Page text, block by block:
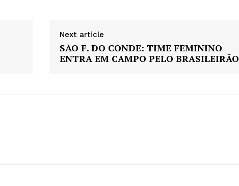
Next article
SÃO F. DO CONDE: TIME FEMININO
ENTRA EM CAMPO PELO BRASILEIRÃO